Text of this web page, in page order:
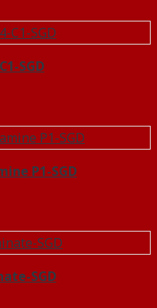
SGD
P1-SGD
SGD